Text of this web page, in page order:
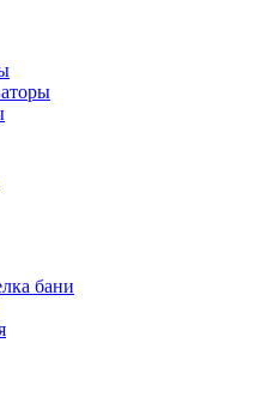
бани